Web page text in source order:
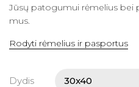
Jūsų patogumui rėmelius bei
mus.
Rodyti rėmelius ir pasportus
Dydis